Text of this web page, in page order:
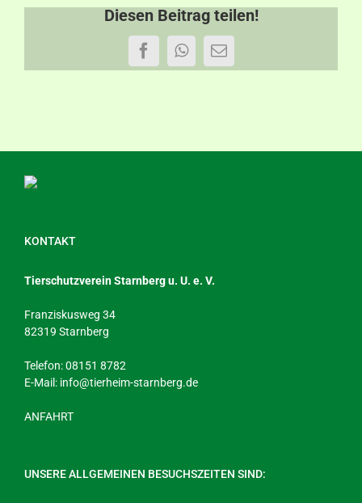
Diesen Beitrag teilen!
FacebookWhatsApp
E-
Mail
KONTAKT
Tierschutzverein Starnberg u. U. e. V.
Franziskusweg 34
82319 Starnberg
Telefon: 08151 8782
E-Mail: info@tierheim-starnberg.de
ANFAHRT
UNSERE ALLGEMEINEN BESUCHSZEITEN SIND: